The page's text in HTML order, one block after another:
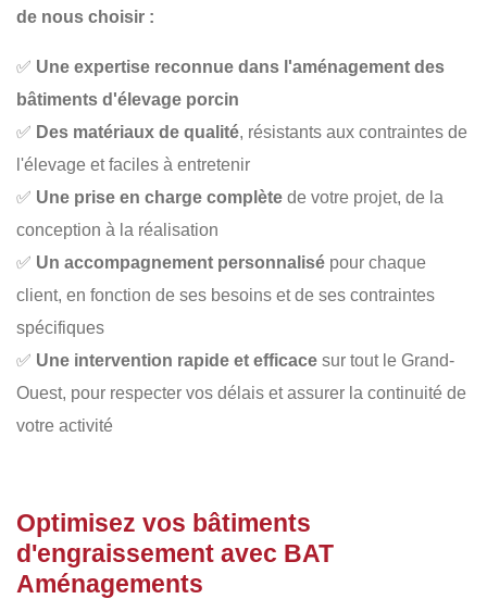
de nous choisir :
✅ Une expertise reconnue dans l'aménagement des
bâtiments d'élevage porcin
✅ Des matériaux de qualité, résistants aux contraintes de
l'élevage et faciles à entretenir
✅ Une prise en charge complète de votre projet, de la
conception à la réalisation
✅ Un accompagnement personnalisé pour chaque
client, en fonction de ses besoins et de ses contraintes
spécifiques
✅ Une intervention rapide et efficace sur tout le Grand-
Ouest, pour respecter vos délais et assurer la continuité de
votre activité
Optimisez vos bâtiments
d'engraissement avec BAT
Aménagements